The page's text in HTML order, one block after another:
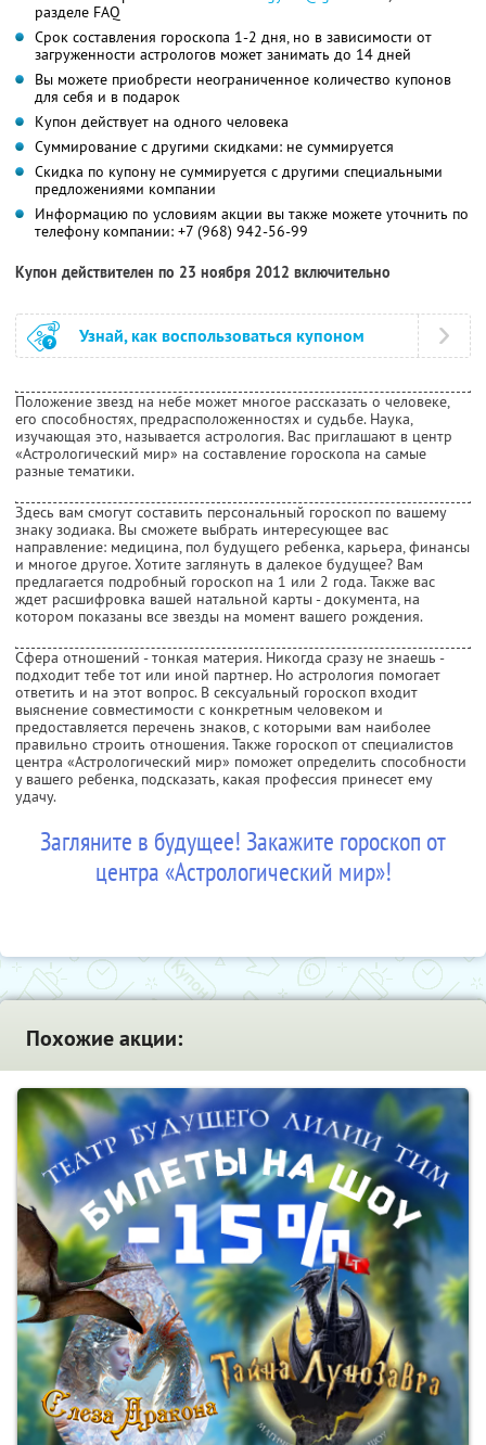
разделе FAQ
Срок составления гороскопа 1-2 дня, но в зависимости от
загруженности астрологов может занимать до 14 дней
Вы можете приобрести неограниченное количество купонов
для себя и в подарок
Купон действует на одного человека
Суммирование с другими скидками: не суммируется
Скидка по купону не суммируется с другими специальными
предложениями компании
Информацию по условиям акции вы также можете уточнить по
телефону компании: +7 (968) 942-56-99
Купон действителен по 23 ноября 2012 включительно
Узнай, как воспользоваться купоном
Положение звезд на небе может многое рассказать о человеке,
его способностях, предрасположенностях и судьбе. Наука,
изучающая это, называется астрология. Вас приглашают в центр
«Астрологический мир» на составление гороскопа на самые
разные тематики.
Здесь вам смогут составить персональный гороскоп по вашему
знаку зодиака. Вы сможете выбрать интересующее вас
направление: медицина, пол будущего ребенка, карьера, финансы
и многое другое. Хотите заглянуть в далекое будущее? Вам
предлагается подробный гороскоп на 1 или 2 года. Также вас
ждет расшифровка вашей натальной карты - документа, на
котором показаны все звезды на момент вашего рождения.
Сфера отношений - тонкая материя. Никогда сразу не знаешь -
подходит тебе тот или иной партнер. Но астрология помогает
ответить и на этот вопрос. В сексуальный гороскоп входит
выяснение совместимости с конкретным человеком и
предоставляется перечень знаков, с которыми вам наиболее
правильно строить отношения. Также гороскоп от специалистов
центра «Астрологический мир» поможет определить способности
у вашего ребенка, подсказать, какая профессия принесет ему
удачу.
Загляните в будущее! Закажите гороскоп от
центра «Астрологический мир»!
Похожие акции: